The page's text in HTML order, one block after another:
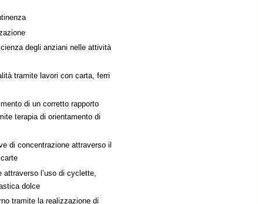
degli anziani nelle attività
tramite lavori con carta, ferri
di un corretto rapporto
terapia di orientamento di
di concentrazione attraverso il
l’uso di cyclette,
dolce
tramite la realizzazione di